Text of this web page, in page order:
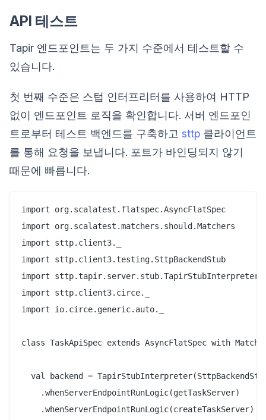
API 테스트
Tapir 엔드포인트는 두 가지 수준에서 테스트할 수
있습니다.
첫 번째 수준은 스텁 인터프리터를 사용하여 HTTP
없이 엔드포인트 로직을 확인합니다. 서버 엔드포인
트로부터 테스트 백엔드를 구축하고 sttp 클라이언트
를 통해 요청을 보냅니다. 포트가 바인딩되지 않기
때문에 빠릅니다.
import org.scalatest.flatspec.AsyncFlatSpec
import org.scalatest.matchers.should.Matchers
import sttp.client3._
import sttp.client3.testing.SttpBackendStub
import sttp.tapir.server.stub.TapirStubInterpreter
import sttp.client3.circe._
import io.circe.generic.auto._
class TaskApiSpec extends AsyncFlatSpec with
val backend =
    .whenServerEndpointRunLogic(getTaskServer)
    .whenServerEndpointRunLogic(createTaskServer)